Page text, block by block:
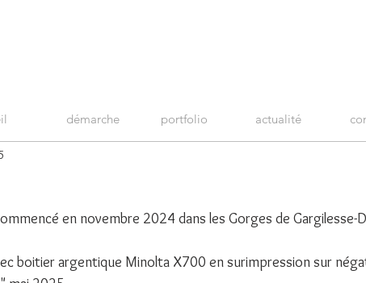
démarche portfolio actualité
en novembre 2024 dans les Gorges de Gargilesse-
boitier argentique Minolta X700 en surimpression sur